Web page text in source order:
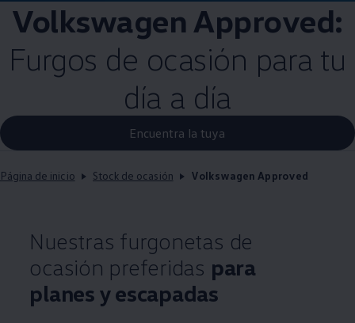
Volkswagen Approved:
Furgos de ocasión para tu
día a día
Encuentra la tuya
Página de inicio Stock de ocasión Volkswagen Approved
Nuestras furgonetas de
ocasión preferidas para
planes y escapadas